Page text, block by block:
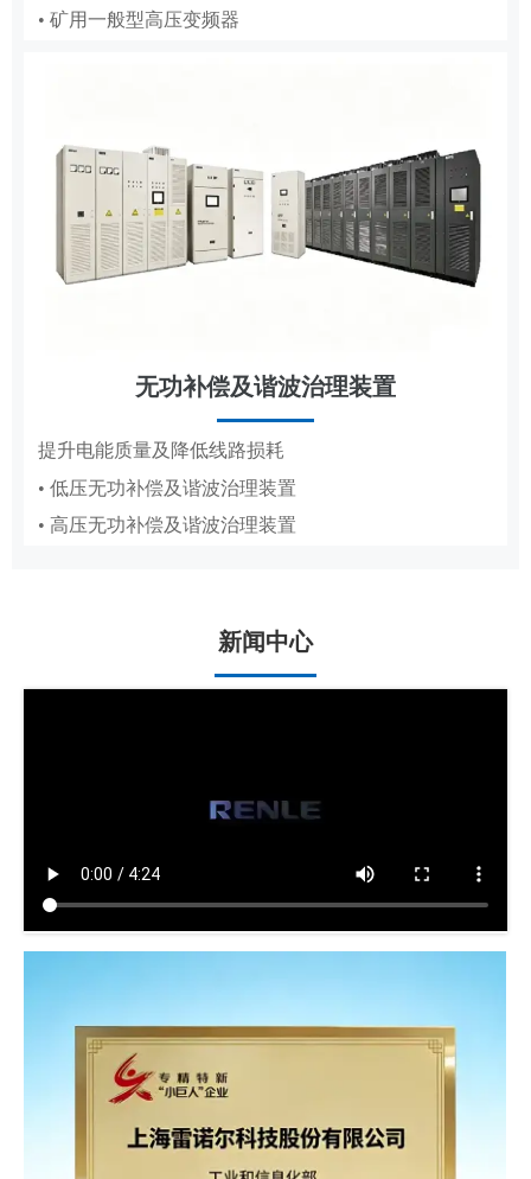
• 矿用一般型高压变频器
无功补偿及谐波治理装置
提升电能质量及降低线路损耗
• 低压无功补偿及谐波治理装置
• 高压无功补偿及谐波治理装置
• 辅助控制系统
节能改造
新闻中心